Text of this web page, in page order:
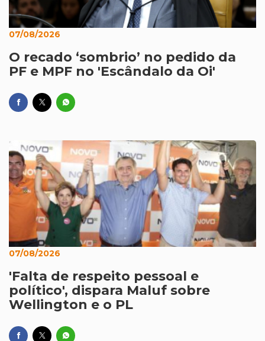
07/08/2026
O recado ‘sombrio’ no pedido da
PF e MPF no 'Escândalo da Oi'
07/08/2026
'Falta de respeito pessoal e
político', dispara Maluf sobre
Wellington e o PL